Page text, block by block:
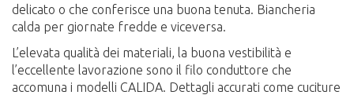
delicato o che conferisce una buona tenuta. Biancheria
calda per giornate fredde e viceversa.
L’elevata qualità dei materiali, la buona vestibilità e
l’eccellente lavorazione sono il filo conduttore che
accomuna i modelli CALIDA. Dettagli accurati come cuciture